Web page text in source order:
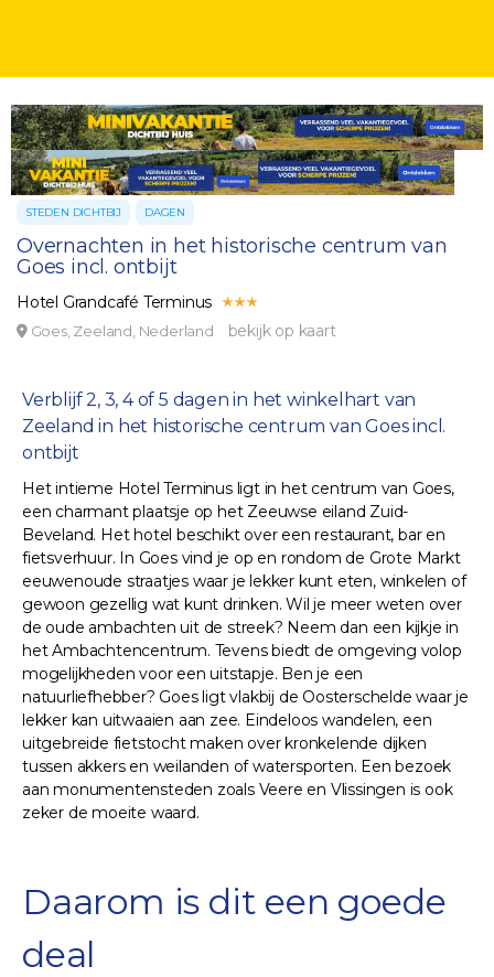
STEDEN DICHTBIJ DAGEN
Overnachten in het historische centrum van
Goes incl. ontbijt
Hotel Grandcafé Terminus
Goes, Zeeland, Nederland bekijk op kaart
Verblijf 2, 3, 4 of 5 dagen in het winkelhart van
Zeeland in het historische centrum van Goes incl.
ontbijt
Het intieme Hotel Terminus ligt in het centrum van Goes,
een charmant plaatsje op het Zeeuwse eiland Zuid-
Beveland. Het hotel beschikt over een restaurant, bar en
fietsverhuur. In Goes vind je op en rondom de Grote Markt
eeuwenoude straatjes waar je lekker kunt eten, winkelen of
gewoon gezellig wat kunt drinken. Wil je meer weten over
de oude ambachten uit de streek? Neem dan een kijkje in
het Ambachtencentrum. Tevens biedt de omgeving volop
mogelijkheden voor een uitstapje. Ben je een
natuurliefhebber? Goes ligt vlakbij de Oosterschelde waar je
lekker kan uitwaaien aan zee. Eindeloos wandelen, een
uitgebreide fietstocht maken over kronkelende dijken
tussen akkers en weilanden of watersporten. Een bezoek
aan monumentensteden zoals Veere en Vlissingen is ook
zeker de moeite waard.
Daarom is dit een goede
deal